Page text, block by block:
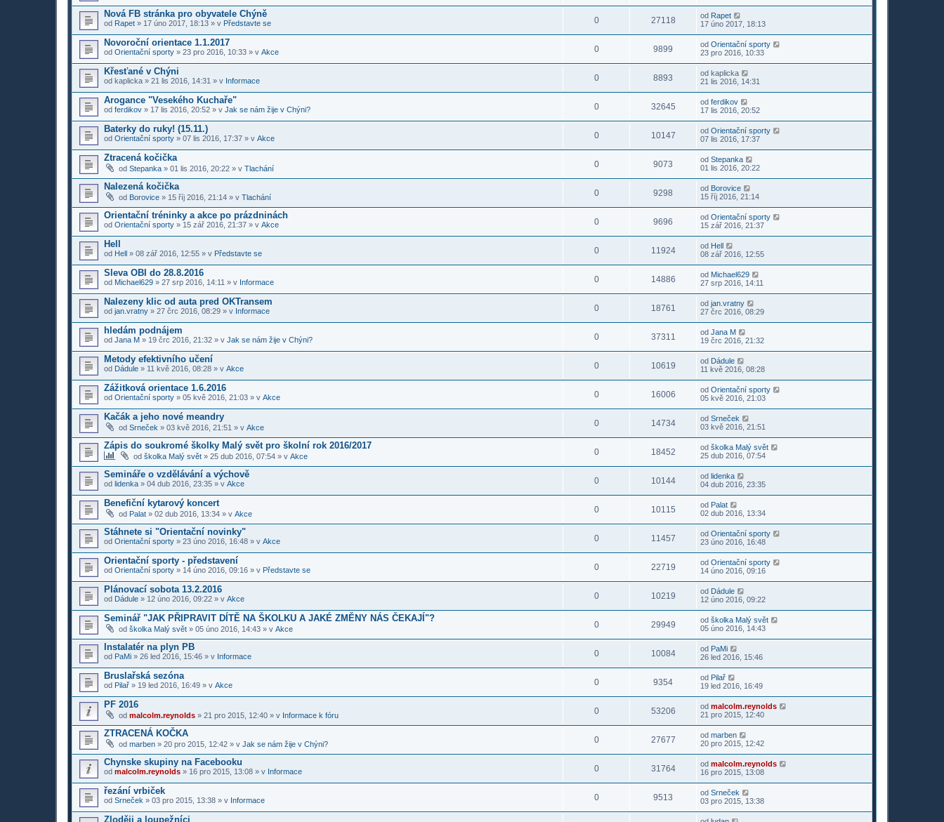
Nová FB stránka pro obyvatele Chýně
od Rapet » 17 úno 2017, 18:13 » v Představte se 0 27118 od Rapet
17 úno 2017, 18:13
Novoroční orientace 1.1.2017
od Orientační sporty » 23 pro 2016, 10:33 » v Akce 0 9899 od Orientační sporty
23 pro 2016, 10:33
Křesťané v Chýni
od kaplicka » 21 lis 2016, 14:31 » v Informace 0 8893 od kaplicka
21 lis 2016, 14:31
Arogance "Vesekého Kuchaře"
od ferdikov » 17 lis 2016, 20:52 » v Jak se nám žije v Chýni? 0 32645 od ferdikov
17 lis 2016, 20:52
Baterky do ruky! (15.11.)
od Orientační sporty » 07 lis 2016, 17:37 » v Akce 0 10147 od Orientační sporty
07 lis 2016, 17:37
Ztracená kočička
od Stepanka » 01 lis 2016, 20:22 » v Tlachání 0 9073 od Stepanka
01 lis 2016, 20:22
Nalezená kočička
od Borovice » 15 říj 2016, 21:14 » v Tlachání 0 9298 od Borovice
15 říj 2016, 21:14
Orientační tréninky a akce po prázdninách
od Orientační sporty » 15 zář 2016, 21:37 » v Akce 0 9696 od Orientační sporty
15 zář 2016, 21:37
Hell
od Hell » 08 zář 2016, 12:55 » v Představte se 0 11924 od Hell
08 zář 2016, 12:55
Sleva OBI do 28.8.2016
od Michael629 » 27 srp 2016, 14:11 » v Informace 0 14886 od Michael629
27 srp 2016, 14:11
Nalezeny klic od auta pred OKTransem
od jan.vratny » 27 črc 2016, 08:29 » v Informace 0 18761 od jan.vratny
27 črc 2016, 08:29
hledám podnájem
od Jana M » 19 črc 2016, 21:32 » v Jak se nám žije v Chýni? 0 37311 od Jana M
19 črc 2016, 21:32
Metody efektivního učení
od Dádule » 11 kvě 2016, 08:28 » v Akce 0 10619 od Dádule
11 kvě 2016, 08:28
Zážitková orientace 1.6.2016
od Orientační sporty » 05 kvě 2016, 21:03 » v Akce 0 16006 od Orientační sporty
05 kvě 2016, 21:03
Kačák a jeho nové meandry
od Srneček » 03 kvě 2016, 21:51 » v Akce 0 14734 od Srneček
03 kvě 2016, 21:51
Zápis do soukromé školky Malý svět pro školní rok 2016/2017
od školka Malý svět » 25 dub 2016, 07:54 » v Akce 0 18452 od školka Malý svět
25 dub 2016, 07:54
Semináře o vzdělávání a výchově
od lidenka » 04 dub 2016, 23:35 » v Akce 0 10144 od lidenka
04 dub 2016, 23:35
Benefiční kytarový koncert
od Palat » 02 dub 2016, 13:34 » v Akce 0 10115 od Palat
02 dub 2016, 13:34
Stáhnete si "Orientační novinky"
od Orientační sporty » 23 úno 2016, 16:48 » v Akce 0 11457 od Orientační sporty
23 úno 2016, 16:48
Orientační sporty - představení
od Orientační sporty » 14 úno 2016, 09:16 » v Představte se 0 22719 od Orientační sporty
14 úno 2016, 09:16
Plánovací sobota 13.2.2016
od Dádule » 12 úno 2016, 09:22 » v Akce 0 10219 od Dádule
12 úno 2016, 09:22
Seminář "JAK PŘIPRAVIT DÍTĚ NA ŠKOLKU A JAKÉ ZMĚNY NÁS ČEKAJÍ"?
od školka Malý svět » 05 úno 2016, 14:43 » v Akce 0 29949 od školka Malý svět
05 úno 2016, 14:43
Instalatér na plyn PB
od PaMi » 26 led 2016, 15:46 » v Informace 0 10084 od PaMi
26 led 2016, 15:46
Bruslařská sezóna
od Pilař » 19 led 2016, 16:49 » v Akce 0 9354 od Pilař
19 led 2016, 16:49
PF 2016
od malcolm.reynolds » 21 pro 2015, 12:40 » v Informace k fóru 0 53206 od malcolm.reynolds
21 pro 2015, 12:40
ZTRACENÁ KOČKA
od marben » 20 pro 2015, 12:42 » v Jak se nám žije v Chýni? 0 27677 od marben
20 pro 2015, 12:42
Chynske skupiny na Facebooku
od malcolm.reynolds » 16 pro 2015, 13:08 » v Informace 0 31764 od malcolm.reynolds
16 pro 2015, 13:08
řezání vrbiček
od Srneček » 03 pro 2015, 13:38 » v Informace 0 9513 od Srneček
03 pro 2015, 13:38
Zloději a loupežníci